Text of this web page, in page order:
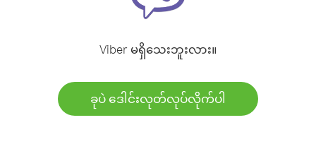
Viber မရှိသေးဘူးလား။
ခုပဲ ဒေါင်းလုတ်လုပ်လိုက်ပါ